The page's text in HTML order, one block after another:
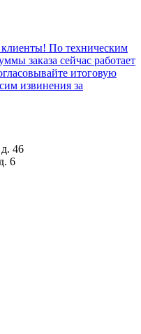
По техническим
заказа сейчас работает
итоговую
извинения за
46
6